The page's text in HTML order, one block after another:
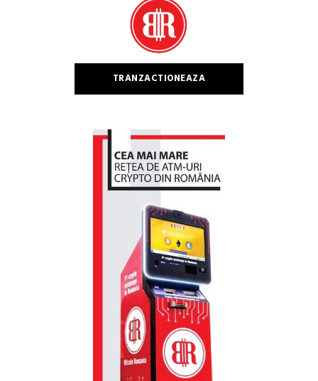
TRANZACTIONEAZA